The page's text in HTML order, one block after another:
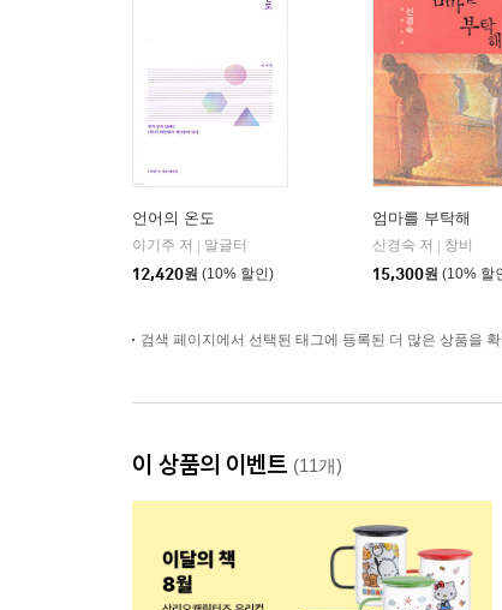
언어의 온도
이기주 저
말글터
12,420원 (10% 할인)
엄마를 부탁해
신경숙 저
창비
15,300원 (10% 할
검색 페이지에서 선택된 태그에 등록된 더 많은 상품을
이 상품의 이벤트 (11개)